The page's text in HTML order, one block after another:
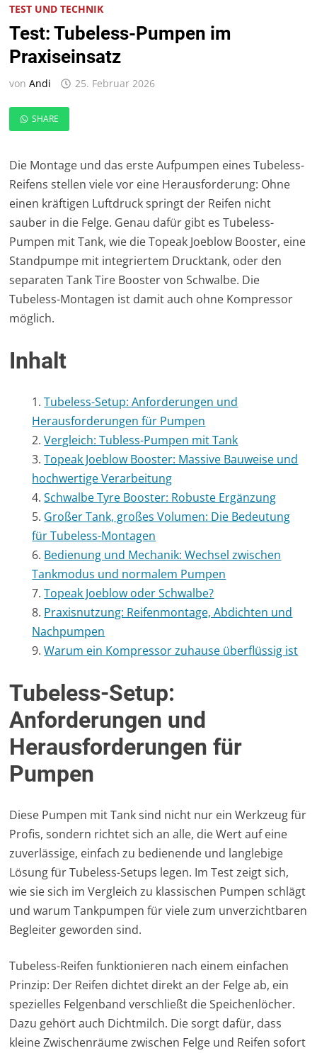
TEST UND TECHNIK
Test: Tubeless-Pumpen im
Praxiseinsatz
vonAndi 25. Februar 2026
SHARE
Die Montage und das erste Aufpumpen eines Tubeless-
Reifens stellen viele vor eine Herausforderung: Ohne
einen kräftigen Luftdruck springt der Reifen nicht
sauber in die Felge. Genau dafür gibt es Tubeless-
Pumpen mit Tank, wie die Topeak Joeblow Booster, eine
Standpumpe mit integriertem Drucktank, oder den
separaten Tank Tire Booster von Schwalbe. Die
Tubeless-Montagen ist damit auch ohne Kompressor
möglich.
Inhalt
Tubeless-Setup: Anforderungen und
Herausforderungen für Pumpen
Vergleich: Tubless-Pumpen mit Tank
Topeak Joeblow Booster: Massive Bauweise und
hochwertige Verarbeitung
Schwalbe Tyre Booster: Robuste Ergänzung
Großer Tank, großes Volumen: Die Bedeutung
für Tubeless-Montagen
Bedienung und Mechanik: Wechsel zwischen
Tankmodus und normalem Pumpen
Topeak Joeblow oder Schwalbe?
Praxisnutzung: Reifenmontage, Abdichten und
Nachpumpen
Warum ein Kompressor zuhause überflüssig ist
Tubeless-Setup:
Anforderungen und
Herausforderungen für
Pumpen
Diese Pumpen mit Tank sind nicht nur ein Werkzeug für
Profis, sondern richtet sich an alle, die Wert auf eine
zuverlässige, einfach zu bedienende und langlebige
Lösung für Tubeless-Setups legen. Im Test zeigt sich,
wie sie sich im Vergleich zu klassischen Pumpen schlägt
und warum Tankpumpen für viele zum unverzichtbaren
Begleiter geworden sind.
Tubeless-Reifen funktionieren nach einem einfachen
Prinzip: Der Reifen dichtet direkt an der Felge ab, ein
spezielles Felgenband verschließt die Speichenlöcher.
Dazu gehört auch Dichtmilch. Die sorgt dafür, dass
kleine Zwischenräume zwischen Felge und Reifen sofort